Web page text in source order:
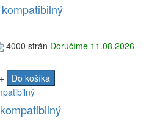
4000 strán Doručíme 11.08.2026
+ Do košíka